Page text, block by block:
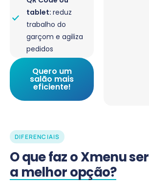
tablet: reduz
trabalho do
garçom e agiliza
pedidos
Quero um
salão mais
eficiente!
DIFERENCIAIS
O que faz o Xmenu ser
a melhor opção?